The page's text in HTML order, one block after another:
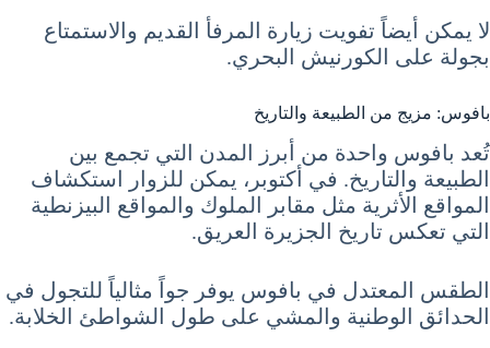
لا يمكن أيضاً تفويت زيارة المرفأ القديم والاستمتاع
بجولة على الكورنيش البحري.
بافوس: مزيج من الطبيعة والتاريخ
تُعد بافوس واحدة من أبرز المدن التي تجمع بين
الطبيعة والتاريخ. في أكتوبر، يمكن للزوار استكشاف
المواقع الأثرية مثل مقابر الملوك والمواقع البيزنطية
التي تعكس تاريخ الجزيرة العريق.
الطقس المعتدل في بافوس يوفر جواً مثالياً للتجول في
الحدائق الوطنية والمشي على طول الشواطئ الخلابة.